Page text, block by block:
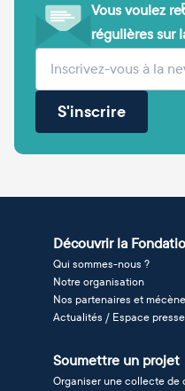
Vous voulez
régulières sur
Votre adresse e-mail
S'inscrire
Découvrir la
Qui sommes-nous ?
Notre organisation
Nos partenaires et
Actualités / Espace presse
Soumettre un projet
Organiser une collecte de